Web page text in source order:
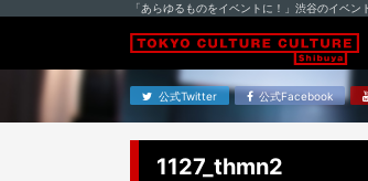
「あらゆるものをイベントに！」渋谷のイベ
公式Twitter 公式Facebook
1127_thmn2